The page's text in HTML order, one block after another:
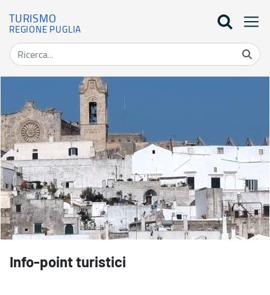
TURISMO
REGIONE PUGLIA
Info-point turistici - Turismo
Info-point turistici